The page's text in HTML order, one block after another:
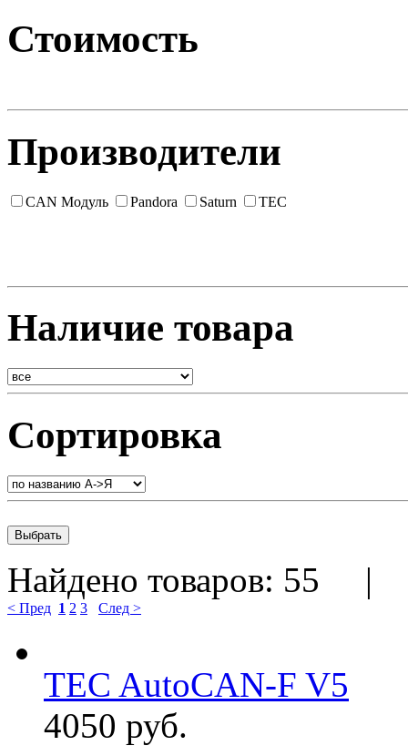
Стоимость
Производители
CAN Модуль Pandora Saturn TEC
Наличие товара
Сортировка
Найдено товаров: 55
< Пред 1 2 3 След >
TEC AutoCAN-F V5
4050 руб.